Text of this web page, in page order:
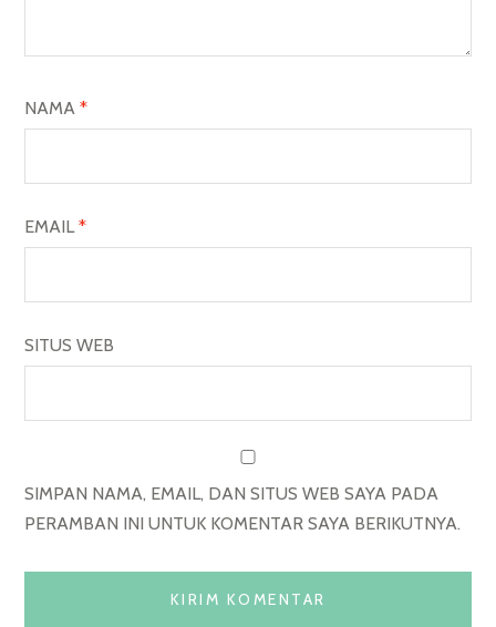
NAMA*
EMAIL*
SITUS WEB
SIMPAN NAMA, EMAIL, DAN SITUS WEB SAYA PADA
PERAMBAN INI UNTUK KOMENTAR SAYA BERIKUTNYA.